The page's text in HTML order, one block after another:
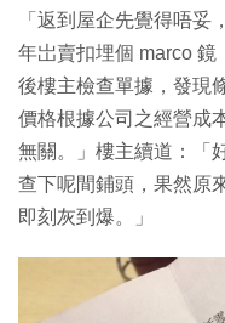
「返到屋企先覺得唔
年岀賣扣埋個 marco 鏡
後樓主檢查單據，發現
價格根據公司之經營成
無關。」樓主續道：「
查下呢間鋪頭，果然原
即刻灰到爆。」